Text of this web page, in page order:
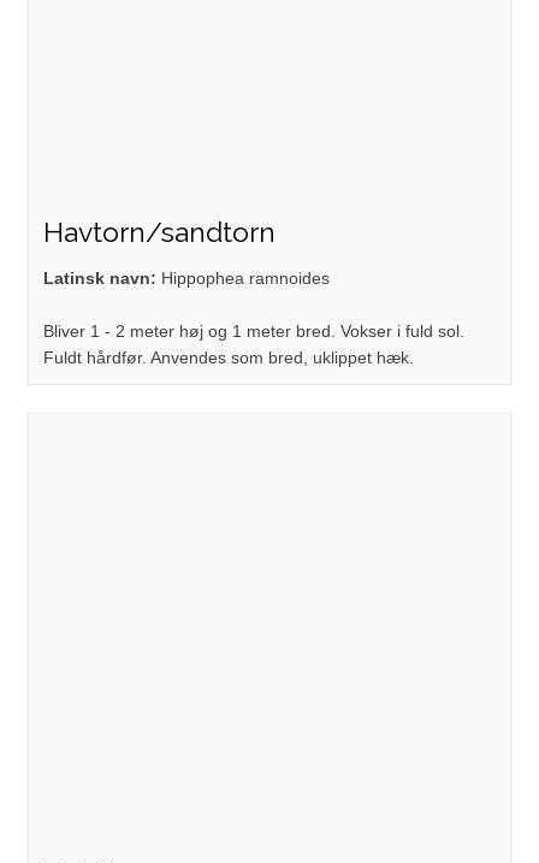
Havtorn/sandtorn
Latinsk navn: Hippophea ramnoides
Bliver 1 - 2 meter høj og 1 meter bred. Vokser i fuld sol.
Fuldt hårdfør. Anvendes som bred, uklippet hæk.